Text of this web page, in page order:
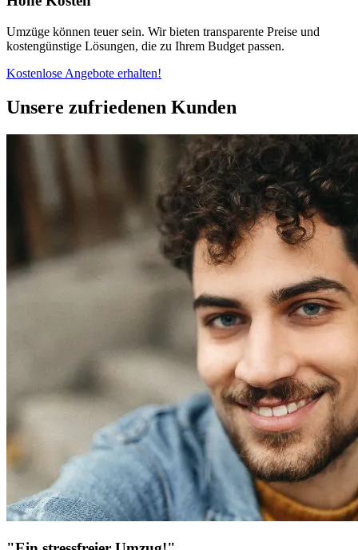
Umzüge können teuer sein. Wir bieten transparente Preise und
kostengünstige Lösungen, die zu Ihrem Budget passen.
Kostenlose Angebote erhalten!
Unsere zufriedenen Kunden